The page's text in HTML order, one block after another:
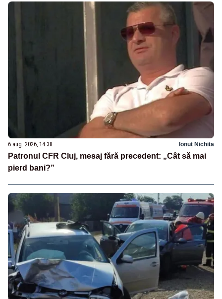
6 aug. 2026, 14:38 Ionuț Nichita
Patronul CFR Cluj, mesaj fără precedent: „Cât să mai
pierd bani?”